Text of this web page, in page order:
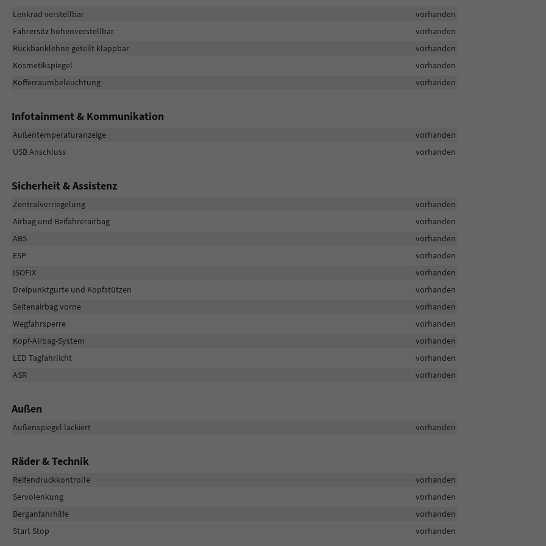
Lenkrad verstellbar
vorhanden
Fahrersitz höhenverstellbar
vorhanden
Rückbanklehne geteilt klappbar
vorhanden
Kosmetikspiegel
vorhanden
Kofferraumbeleuchtung
vorhanden
Infotainment & Kommunikation
Außentemperaturanzeige
vorhanden
USB Anschluss
vorhanden
Sicherheit & Assistenz
Zentralverriegelung
vorhanden
Airbag und Beifahrerairbag
vorhanden
ABS
vorhanden
ESP
vorhanden
ISOFIX
vorhanden
Dreipunktgurte und Kopfstützen
vorhanden
Seitenairbag vorne
vorhanden
Wegfahrsperre
vorhanden
Kopf-Airbag-System
vorhanden
LED Tagfahrlicht
vorhanden
ASR
vorhanden
Außen
Außenspiegel lackiert vorhanden
Räder & Technik
Reifendruckkontrolle
vorhanden
Servolenkung
vorhanden
Berganfahrhilfe
vorhanden
Start Stop
vorhanden